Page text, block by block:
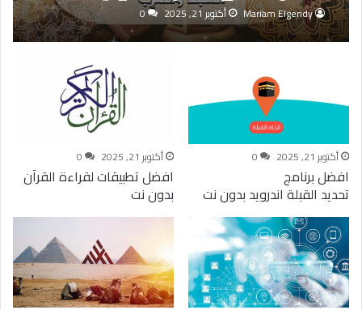
Mariam Elgendy أكتوبر 21, 2025 0
أكتوبر 21, 2025 0
افضل برنامج
تحديد القبلة اندرويد بدون نت
أكتوبر 21, 2025 0
افضل تطبيقات لقراءة القرآن
بدون نت